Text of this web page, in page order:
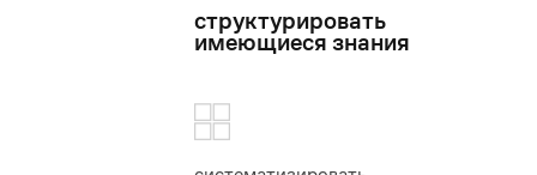
структурировать
имеющиеся знания